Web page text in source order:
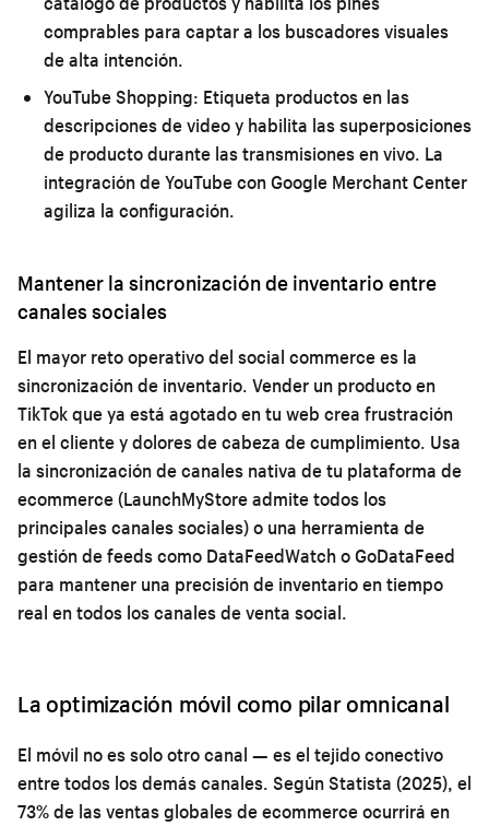
comprables para captar a los buscadores visuales
de alta intención.
YouTube Shopping: Etiqueta productos en las
descripciones de video y habilita las superposiciones
de producto durante las transmisiones en vivo. La
integración de YouTube con Google Merchant Center
agiliza la configuración.
Mantener la sincronización de inventario entre
canales sociales
El mayor reto operativo del social commerce es la
sincronización de inventario. Vender un producto en
TikTok que ya está agotado en tu web crea frustración
en el cliente y dolores de cabeza de cumplimiento. Usa
la sincronización de canales nativa de tu plataforma de
ecommerce (LaunchMyStore admite todos los
principales canales sociales) o una herramienta de
gestión de feeds como DataFeedWatch o GoDataFeed
para mantener una precisión de inventario en tiempo
real en todos los canales de venta social.
La optimización móvil como pilar omnicanal
El móvil no es solo otro canal — es el tejido conectivo
entre todos los demás canales. Según Statista (2025), el
73% de las ventas globales de ecommerce ocurrirá en